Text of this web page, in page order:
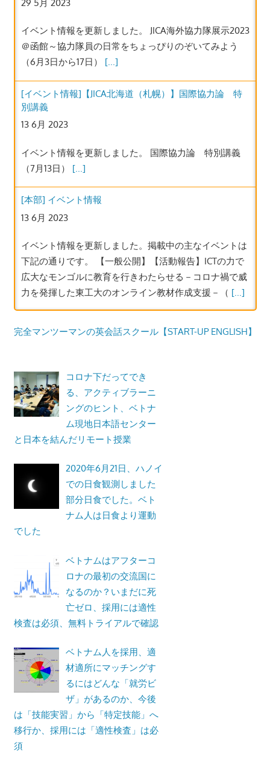
＠函館～協力隊員の日常をちょっぴりのぞいてみよう
（6月3日から17日）[...]
[イベント情報]【JICA北海道（札幌）】国際協力論 特
別講義
（7月13日）[...]
[本部] イベント情報
下記の通りです。 【一般公開】【活動報告】ICTの力で
広大なモンゴルに教育を行きわたらせる－コロナ禍で威
力を発揮した東工大のオンライン教材作成支援－（ [...]
完全マンツーマンの英会話スクール【START-UP ENGLISH】
コロナ下だってでき
る、アクティブラーニ
ングのヒント、ベトナ
ム現地日本語センター
と日本を結んだリモート授業
2020年6月21日、ハノイ
での日食観測しました
部分日食でした。ベト
ナム人は日食より運動
でした
ベトナムはアフターコ
ロナの最初の交流国に
なるのか？いまだに死
亡ゼロ、採用には適性
検査は必須、無料トライアルで確認
ベトナム人を採用、適
材適所にマッチングす
るにはどんな「就労ビ
ザ」があるのか、今後
は「技能実習」から「特定技能」へ
移行か、採用には「適性検査」は必
須